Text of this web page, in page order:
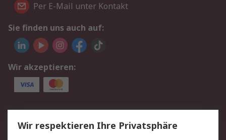
Per E-Mail unter Kontakt
Sie finden uns auch auf:
Wir akzeptieren:
Service
Value Added Services
Lieferlösungen
Wir respektieren Ihre Privatsphäre